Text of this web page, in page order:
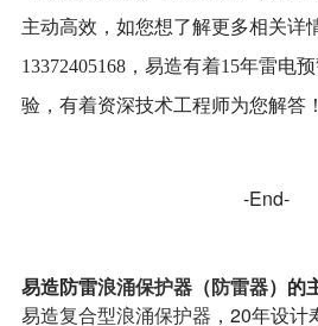
主动高效，如您想了解更多相关详
13372405168，易造有着15年雷电
验，有着资深技术工程师为您解答！
-End-
易造防雷浪涌保护器（防雷器） 的
易造复合型浪涌保护器 ，20年设计